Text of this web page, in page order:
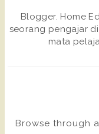
Blogger. Home
seorang pengajar di
mata
Browse through